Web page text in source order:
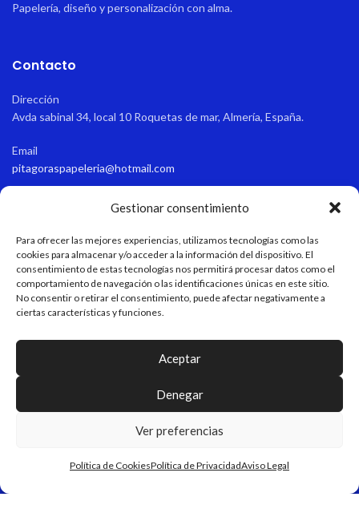
Gestionar consentimiento
Para ofrecer las mejores experiencias, utilizamos tecnologías como las
cookies para almacenar y/o acceder a la información del dispositivo. El
consentimiento de estas tecnologías nos permitirá procesar datos como el
comportamiento de navegación o las identificaciones únicas en este sitio.
No consentir o retirar el consentimiento, puede afectar negativamente a
ciertas características y funciones.
Aceptar
Denegar
Ver preferencias
Política de CookiesPolítica de PrivacidadAviso Legal
Papelería, diseño y personalización con alma.
Contacto
Dirección
Avda sabinal 34, local 10 Roquetas de mar, Almería, España.
Email
pitagoraspapeleria@hotmail.com
Horario de apertura
Verano: 9:15-13:45/17:00-21:00 Invierno: 9:15-13:45/16:30-20:30
MAPA WEB
Pitágoras - Papelería & Regalos PersonalizadosDISEÑO Y DESARROLLO WEB